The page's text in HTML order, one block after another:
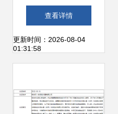
系统如何赋能工厂
提升数字化管理能
服务
查看详情
更新时间：2026-08-04
01:31:58